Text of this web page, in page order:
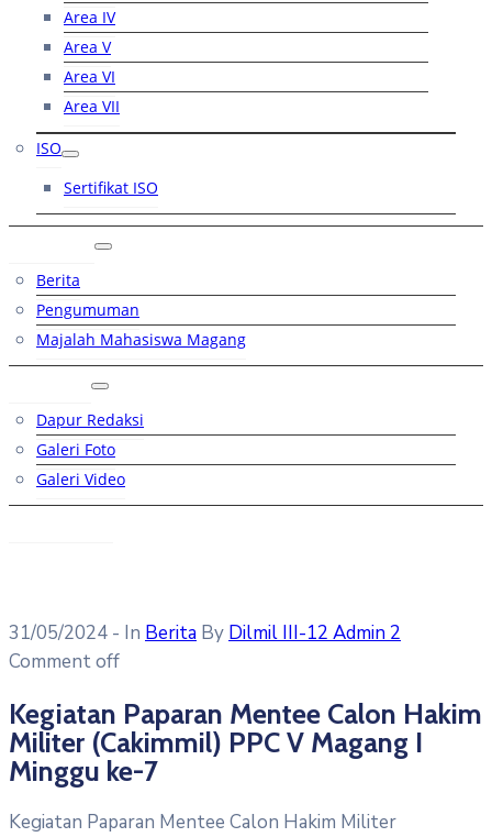
Area IV
Area V
Area VI
Area VII
ISO
Sertifikat ISO
Berita
Pengumuman
Majalah Mahasiswa Magang
Dapur Redaksi
Galeri Foto
Galeri Video
31/05/2024 - In Berita By Dilmil III-12 Admin 2
Comment off
Kegiatan Paparan Mentee Calon Hakim
Militer (Cakimmil) PPC V Magang I
Minggu ke-7
Kegiatan Paparan Mentee Calon Hakim Militer